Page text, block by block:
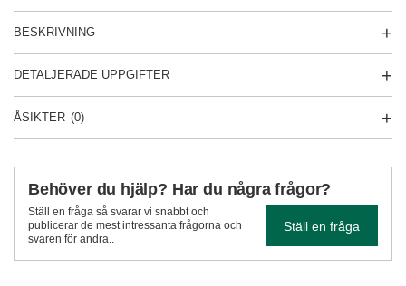
BESKRIVNING
DETALJERADE UPPGIFTER
ÅSIKTER (0)
Behöver du hjälp? Har du några frågor?
Ställ en fråga så svarar vi snabbt och
publicerar de mest intressanta frågorna och
svaren för andra..
Ställ en fråga